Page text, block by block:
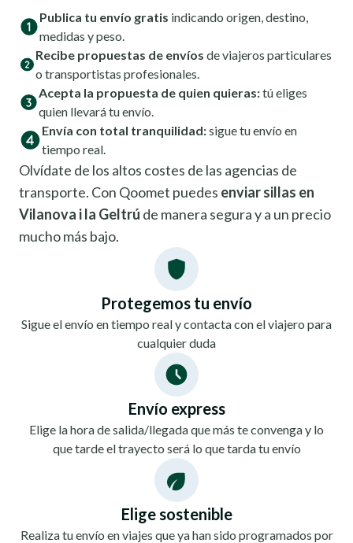
Publica tu envío gratis indicando origen, destino,
medidas y peso.
Recibe propuestas de envíos de viajeros particulares
o transportistas profesionales.
Acepta la propuesta de quien quieras:tú eliges
quien llevará tu envío.
Envía con total tranquilidad:sigue tu envío en
tiempo real.
Olvídate de los altos costes de las agencias de
transporte. Con Qoomet puedes enviar sillas en
Vilanova i la Geltrú de manera segura y a un precio
mucho más bajo.
Protegemos tu envío
Sigue el envío en tiempo real y contacta con el viajero para
cualquier duda
Envío express
Elige la hora de salida/llegada que más te convenga y lo
que tarde el trayecto será lo que tarda tu envío
Elige sostenible
Realiza tu envío en viajes que ya han sido programados por